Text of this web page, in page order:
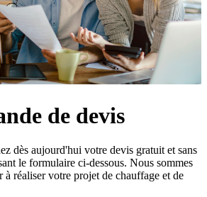
de devis
dès aujourd'hui votre devis gratuit et sans
le formulaire ci-dessous. Nous sommes
à réaliser votre projet de chauffage et de